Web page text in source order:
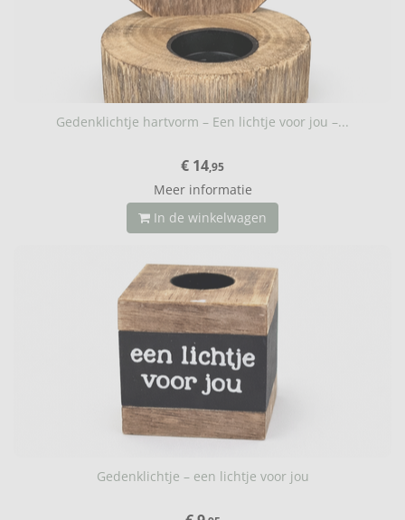
Gedenklichtje hartvorm – Een lichtje voor jou –...
€ 14,95
Meer informatie
In de winkelwagen
Gedenklichtje – een lichtje voor jou